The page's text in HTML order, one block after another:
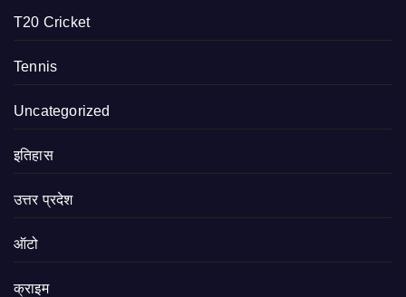
T20 Cricket
Tennis
Uncategorized
इतिहास
उत्तर प्रदेश
ऑटो
क्राइम